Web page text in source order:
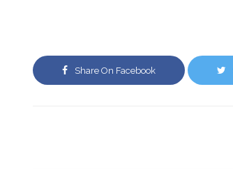
Share On Facebook